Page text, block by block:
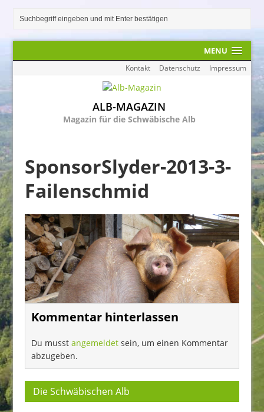
MENU
Kontakt Datenschutz Impressum
ALB-MAGAZIN
Magazin für die Schwäbische Alb
SponsorSlyder-2013-3-
Failenschmid
Kommentar hinterlassen
Du musstangemeldet sein, um einen Kommentar
abzugeben.
Die Schwäbischen Alb